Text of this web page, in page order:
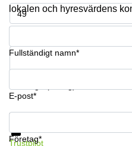
Telefonnummer*
lokalen och hyresvärdens
Fullständigt namn*
E-post*
Företag*
Få information och pris
Trustpilot